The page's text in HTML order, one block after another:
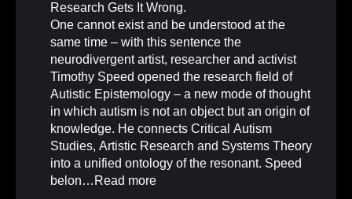
Research Gets It Wrong.
One cannot exist and be understood at the
same time – with this sentence the
neurodivergent artist, researcher and activist
Timothy Speed opened the research field of
Autistic Epistemology – a new mode of thought
in which autism is not an object but an origin of
knowledge. He connects Critical Autism
Studies, Artistic Research and Systems Theory
into a unified ontology of the resonant. Speed
belon… Read more